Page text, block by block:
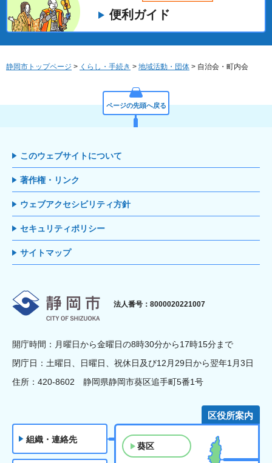
便利ガイド
静岡市トップページ > くらし・手続き > 地域活動・団体 > 自治会・町内会
ページの先頭へ戻る
このウェブサイトについて
著作権・リンク
ウェブアクセシビリティ方針
セキュリティポリシー
サイトマップ
静岡市
法人番号：8000020221007
開庁時間：月曜日から金曜日の8時30分から17時15分まで
閉庁日：土曜日、日曜日、祝休日及び12月29日から翌年1月3日
住所：420-8602 静岡県静岡市葵区追手町5番1号
組織・連絡先
区役所案内
葵区